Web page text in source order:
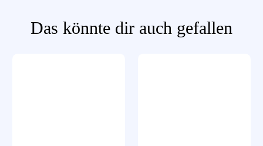
Das könnte dir auch gefallen